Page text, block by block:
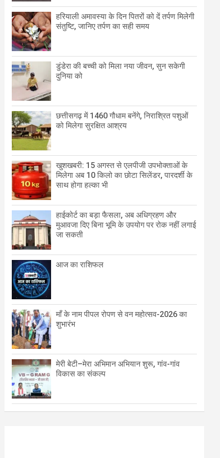
हरियाली अमावस्या के दिन पितरों को दें तर्पण मिलेगी
संतुष्टि, जानिए तर्पण का सही समय
डुंडेरा की बच्ची को मिला नया जीवन, सुन सकेगी
दुनिया को
छत्तीसगढ़ में 1460 गौधाम बनेंगे, निराश्रित पशुओं
को मिलेगा सुरक्षित आश्रय
खुशखबरी: 15 अगस्त से एलपीजी उपभोक्ताओं के
मिलेगा अब 10 किलो का छोटा सिलेंडर, पारदर्शी के
साथ होगा हल्का भी
हाईकोर्ट का बड़ा फैसला, अब अधिग्रहण और
मुआवजा दिए बिना भूमि के उपयोग पर रोक नहीं लगाई
जा सकती
आज का राशिफल
माँ के नाम पीपल रोपण से वन महोत्सव-2026 का
शुभारंभ
मेरी बेटी–मेरा अभिमान अभियान शुरू, गांव-गांव
विकास का संकल्प